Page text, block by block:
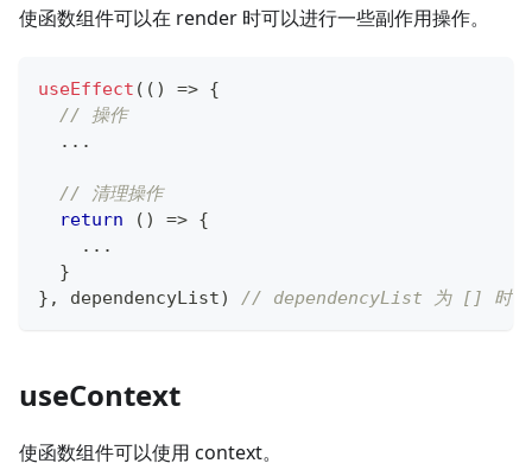
使函数组件可以在 render 时可以进行一些副作用操作。
useEffect ( ( ) => {
// 操作
...
// 清理操作
return
( ) => {
...
}
} , dependencyList) // dependencyList 为 [] 时，仅
useContext
使函数组件可以使用 context。